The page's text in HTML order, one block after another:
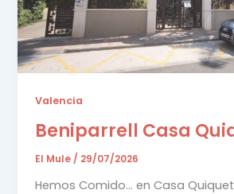
Valencia
Beniparrell Casa
El Mule / 29/07/2026
Hemos Comido… en Casa